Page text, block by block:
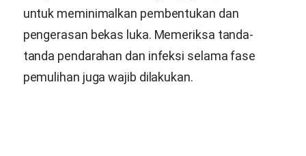
untuk meminimalkan pembentukan dan
pengerasan bekas luka. Memeriksa tanda-
tanda pendarahan dan infeksi selama fase
pemulihan juga wajib dilakukan.